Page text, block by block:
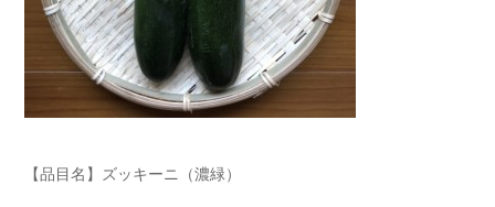
【品目名】ズッキーニ（濃緑）